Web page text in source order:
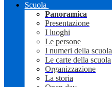
Scuola
Panoramica
Presentazione
I luoghi
Le persone
I numeri della scuola
Le carte della scuola
Organizzazione
La storia